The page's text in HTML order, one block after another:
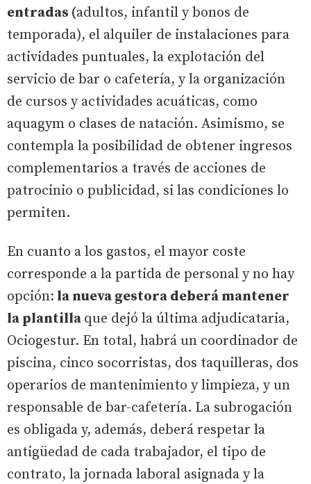
entradas (adultos, infantil y bonos de
temporada), el alquiler de instalaciones para
actividades puntuales, la explotación del
servicio de bar o cafetería, y la organización
de cursos y actividades acuáticas, como
aquagym o clases de natación. Asimismo, se
contempla la posibilidad de obtener ingresos
complementarios a través de acciones de
patrocinio o publicidad, si las condiciones lo
permiten.
En cuanto a los gastos, el mayor coste
corresponde a la partida de personal y no hay
opción: la nueva gestora deberá mantener
la plantilla que dejó la última adjudicataria,
Ociogestur. En total, habrá un coordinador de
piscina, cinco socorristas, dos taquilleras, dos
operarios de mantenimiento y limpieza, y un
responsable de bar-cafetería. La subrogación
es obligada y, además, deberá respetar la
antigüedad de cada trabajador, el tipo de
contrato, la jornada laboral asignada y la